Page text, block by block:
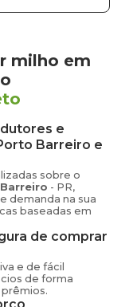
milho em
e
Barreiro e
sobre o
- PR,
demanda na sua
baseadas em
de comprar
e de fácil
de forma